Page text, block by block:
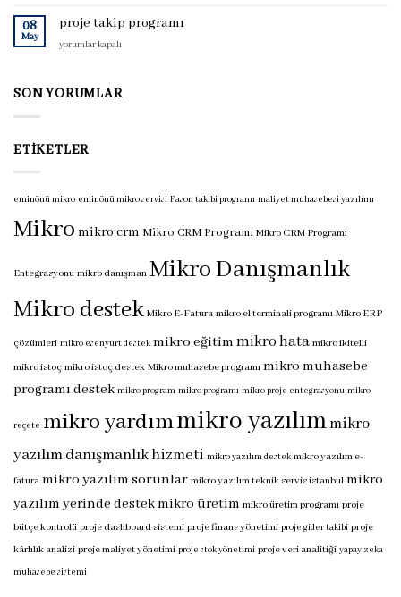
programı
için
08
May
proje takip programı
proje
için
yorumlar kapalı
SON YORUMLAR
ETIKETLER
eminönü mikro eminönü mikro servisi Fason takibi programı maliyet muhasebesi yazılımı
Mikro mikro crm Mikro CRM Programı Mikro CRM Programı
Entegrasyonu mikro danışman Mikro Danışmanlık
Mikro destek Mikro E-Fatura mikro el terminali programı Mikro ERP
çözümleri mikro esenyurt destek mikro eğitimmikro hata mikro ikitelli
mikro istoç mikro istoç destek Mikro muhasebe programı mikro muhasebe
programı destek mikro program mikro programı mikro proje entegrasyonu mikro
reçete mikro yardımmikro yazılımmikro
yazılım danışmanlık hizmeti mikro yazılım destek mikro yazılım e-
fatura mikro yazılım sorunlar mikro yazılım teknik servis istanbul mikro
yazılım yerinde destekmikro üretim mikro üretim programı proje
bütçe kontrolü proje dashboard sistemi proje finans yönetimi proje gider takibi proje
kârlılık analizi proje maliyet yönetimi proje stok yönetimi proje veri analitiği yapay zeka
muhasebe sistemi